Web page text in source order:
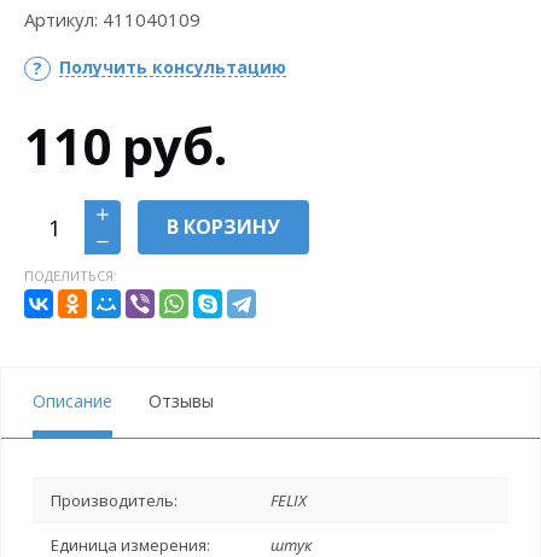
Артикул: 411040109
Получить консультацию
110 руб.
В КОРЗИНУ
ПОДЕЛИТЬСЯ:
Описание Отзывы
Производитель: FELIX
Единица измерения: штук